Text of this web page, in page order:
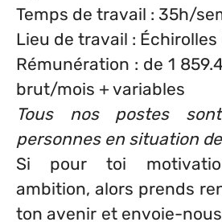
Temps de travail : 35h/
Lieu de travail : Échirolles
Rémunération : de 1
brut/mois + variables
Tous nos postes
personnes en situation
Si pour toi
ambition, alors prends
ton avenir et envoie-